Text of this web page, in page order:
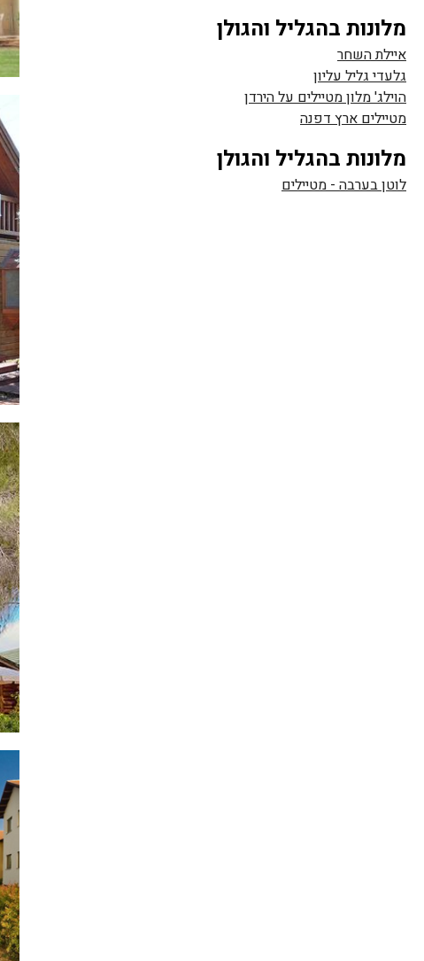
מלונות בהגליל והגולן
איילת השחר
גלעדי גליל עליון
הוילג' מלון מטיילים על הירדן
מטיילים ארץ דפנה
מלונות בהגליל והגולן
לוטן בערבה - מטיילים